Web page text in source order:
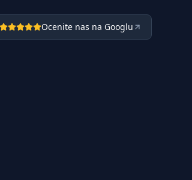
Ocenite nas na Googlu